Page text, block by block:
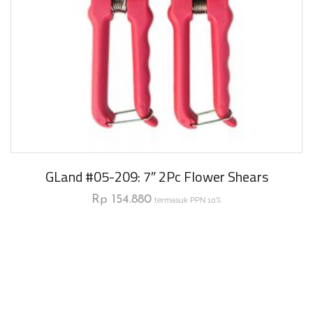
GLand #05-209: 7″ 2Pc Flower Shears
Rp 154.880 termasuk PPN 10%